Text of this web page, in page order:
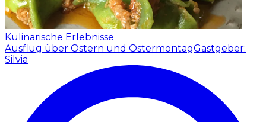
Kulinarische Erlebnisse
Ausflug über Ostern und OstermontagGastgeber:
Silvia